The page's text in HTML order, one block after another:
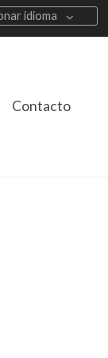
idioma
Contacto